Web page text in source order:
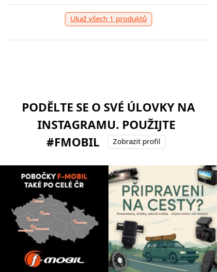
Ukaž všech 1 produktů
PODĚLTE SE O SVÉ ÚLOVKY NA
INSTAGRAMU. POUŽIJTE
#FMOBIL
Zobrazit profil